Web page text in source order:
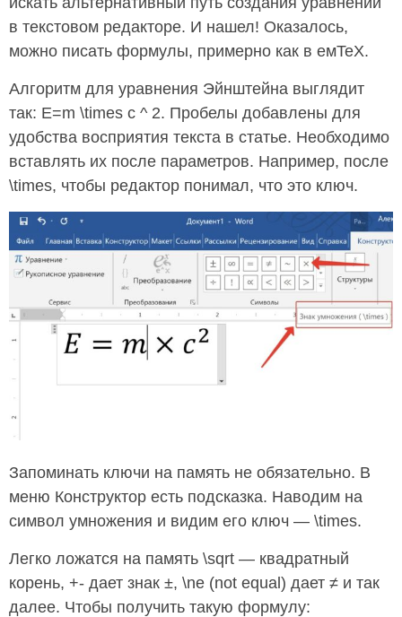
в текстовом редакторе. И нашел! Оказалось,
можно писать формулы, примерно как в емTeX.
Алгоритм для уравнения Эйнштейна выглядит
так: E=m \times c ^ 2. Пробелы добавлены для
удобства восприятия текста в статье. Необходимо
вставлять их после параметров. Например, после
\times, чтобы редактор понимал, что это ключ.
Запоминать ключи на память не обязательно. В
меню Конструктор есть подсказка. Наводим на
символ умножения и видим его ключ — \times.
Легко ложатся на память \sqrt — квадратный
корень, +- дает знак ±, \ne (not equal) дает ≠ и так
далее. Чтобы получить такую формулу: